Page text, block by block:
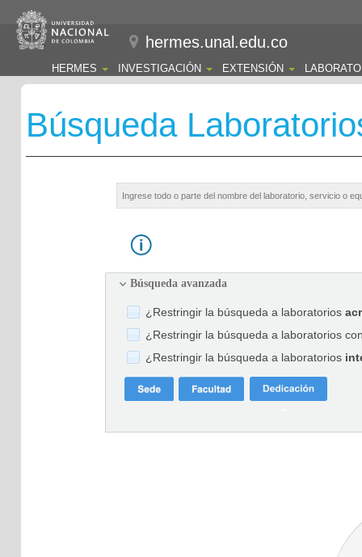
hermes.unal.edu.co
HERMES INVESTIGACIÓN EXTENSIÓN
Búsqueda
Búsqueda avanzada
¿Restringir la búsqueda a laboratorios
¿Restringir la búsqueda a laboratorios
¿Restringir la búsqueda a laboratorios